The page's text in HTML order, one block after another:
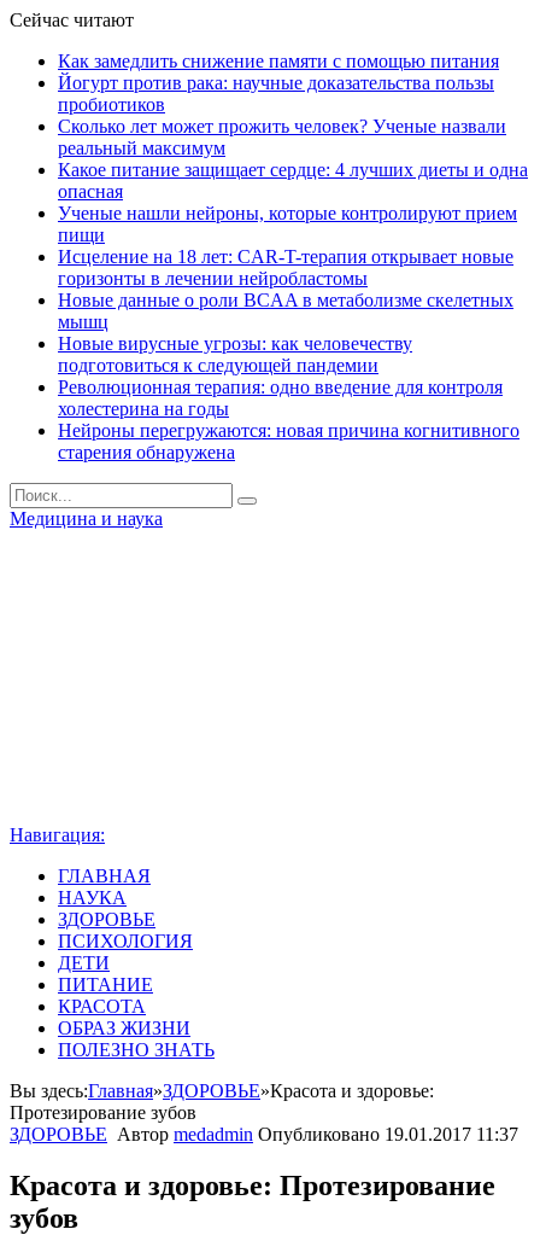
Сейчас читают
Как замедлить снижение памяти с помощью питания
Йогурт против рака: научные доказательства пользы
пробиотиков
Сколько лет может прожить человек? Ученые назвали
реальный максимум
Какое питание защищает сердце: 4 лучших диеты и одна
опасная
Ученые нашли нейроны, которые контролируют прием
пищи
Исцеление на 18 лет: CAR-T-терапия открывает новые
горизонты в лечении нейробластомы
Новые данные о роли BCAA в метаболизме скелетных
мышц
Новые вирусные угрозы: как человечеству
подготовиться к следующей пандемии
Революционная терапия: одно введение для контроля
холестерина на годы
Нейроны перегружаются: новая причина когнитивного
старения обнаружена
Медицина и наука
Навигация:
ГЛАВНАЯ
НАУКА
ЗДОРОВЬЕ
ПСИХОЛОГИЯ
ДЕТИ
ПИТАНИЕ
КРАСОТА
ОБРАЗ ЖИЗНИ
ПОЛЕЗНО ЗНАТЬ
Вы здесь:Главная»ЗДОРОВЬЕ»Красота и здоровье:
Протезирование зубов
ЗДОРОВЬЕ Автор medadmin Опубликовано 19.01.2017 11:37
Красота и здоровье: Протезирование
зубов